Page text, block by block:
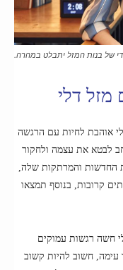
של בנות המזל יתבלט במהרה.
דלי
אוהבת לחיות עם הרגשה
לבטא את עצמה ולחקור
החדשות והמרתקות שלה,
קרובות, בנוסף תמצאו
חשה רגשות עמוקים
עימה, חשוב להיות קשוב